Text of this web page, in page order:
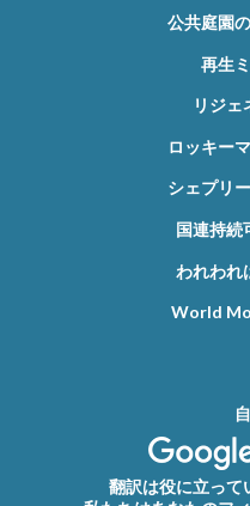
公共庭園
再生
リジェ
ロッキー
シェプリ
国連持続
われわれ
World
翻訳は役に立って